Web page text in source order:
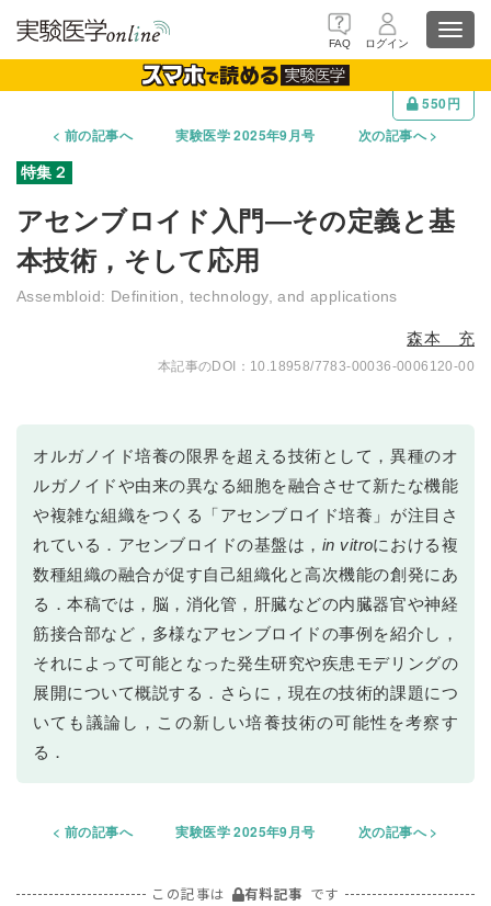
FAQ ログイン
550円
前の記事へ
実験医学 2025年9月号 次の記事へ
アセンブロイド入門―その定義と基
本技術，そして応用
Assembloid: Definition, technology, and applications
森本 充
10.18958/7783-00036-0006120-00
オルガノイド培養の限界を超える技術として，異種のオ
ルガノイドや由来の異なる細胞を融合させて新たな機能
や複雑な組織をつくる「アセンブロイド培養」が注目さ
れている．アセンブロイドの基盤は，in vitroにおける複
数種組織の融合が促す自己組織化と高次機能の創発にあ
る．本稿では，脳，消化管，肝臓などの内臓器官や神経
筋接合部など，多様なアセンブロイドの事例を紹介し，
それによって可能となった発生研究や疾患モデリングの
展開について概説する．さらに，現在の技術的課題につ
いても議論し，この新しい培養技術の可能性を考察す
る．
前の記事へ 実験医学 2025年9月号 次の記事へ
この記事は 有料記事 です